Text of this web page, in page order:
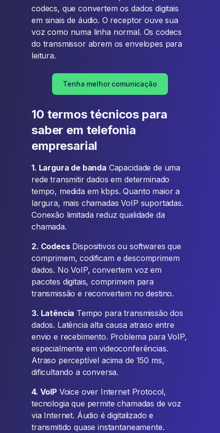
codecs, que convertem os dados digitais
em sinais de áudio. O receptor ouve sua
voz como numa linha normal. Os codecs
do transmissor abrem os envelopes para
leitura.
Tenha melhor comunicação
10 termos técnicos para
saber em telefonia
empresarial
1. Largura de banda Capacidade de uma
rede transmitir dados em determinado
tempo, medida em kbps. Quanto maior a
largura, mais chamadas VoIP suportadas.
Conexão limitada reduz qualidade da
chamada.
2. CodecsDispositivos ou softwares que
comprimem, codificam e descomprimem
dados. No VoIP, convertem voz em
pacotes digitais, comprimem para
transmissão e reconvertem no destino.
3. Latência Tempo para transmissão dos
dados. Latência alta causa atraso entre
envio e recebimento. Problema para VoIP,
especialmente em videoconferências.
Atraso perceptível acima de 150 ms,
dificultando a conversa.
4. VoIPVoice over Internet Protocol,
tecnologia que permite chamadas de voz
via Internet. Áudio é digitalizado e
transmitido quase instantaneamente.